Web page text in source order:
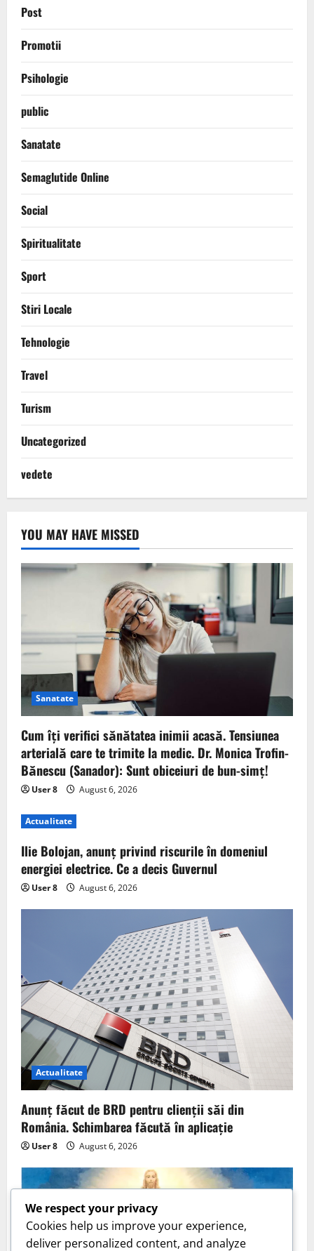
Post
Promotii
Psihologie
public
Sanatate
Semaglutide Online
Social
Spiritualitate
Sport
Stiri Locale
Tehnologie
Travel
Turism
Uncategorized
vedete
YOU MAY HAVE MISSED
Sanatate
Cum îți verifici sănătatea inimii acasă. Tensiunea
arterială care te trimite la medic. Dr. Monica Trofin-
Bănescu (Sanador): Sunt obiceiuri de bun-simț!
User 8 August 6, 2026
Actualitate
Ilie Bolojan, anunț privind riscurile în domeniul
energiei electrice. Ce a decis Guvernul
User 8 August 6, 2026
Actualitate
Anunț făcut de BRD pentru clienții săi din
România. Schimbarea făcută în aplicație
User 8 August 6, 2026
We respect your privacy
Cookies help us improve your experience,
deliver personalized content, and analyze